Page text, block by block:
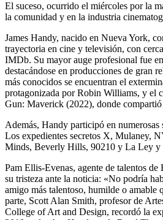
El suceso, ocurrido el miércoles por la
la comunidad y en la industria
James Handy, nacido en Nueva York,
trayectoria en cine y televisión, con
IMDb. Su mayor auge profesional fue
destacándose en producciones de gran
más conocidos se encuentran el
protagonizada por Robin Williams, y el
Gun: Maverick (2022), donde compartió
Además, Handy participó en numerosas
Los expedientes secretos X, Mulaney,
Minds, Beverly Hills, 90210 y La Ley y
Pam Ellis-Evenas, agente de talentos
su tristeza ante la noticia: «No podría
amigo más talentoso, humilde o amable
parte, Scott Alan Smith, profesor de
College of Art and Design, recordó la